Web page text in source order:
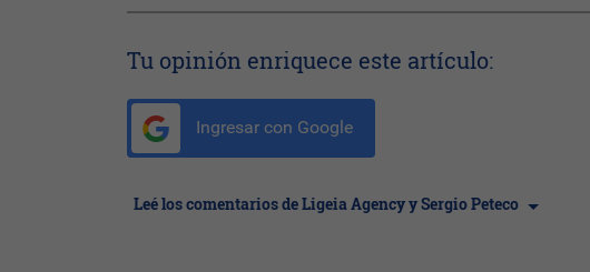
Tu opinión enriquece este artículo:
Ingresar con Google
Leé los comentarios de Ligeia Agency y Sergio Peteco